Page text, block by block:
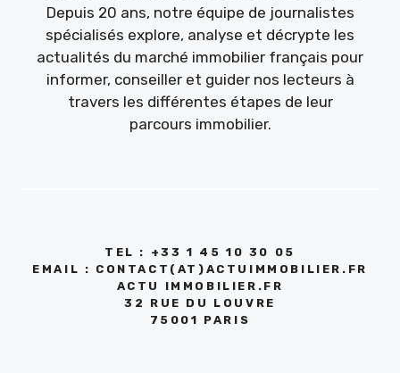
Depuis 20 ans, notre équipe de journalistes
spécialisés explore, analyse et décrypte les
actualités du marché immobilier français pour
informer, conseiller et guider nos lecteurs à
travers les différentes étapes de leur
parcours immobilier.
TEL : +33 1 45 10 30 05
EMAIL : CONTACT(AT)ACTUIMMOBILIER.FR
ACTU IMMOBILIER.FR
32 RUE DU LOUVRE
75001 PARIS